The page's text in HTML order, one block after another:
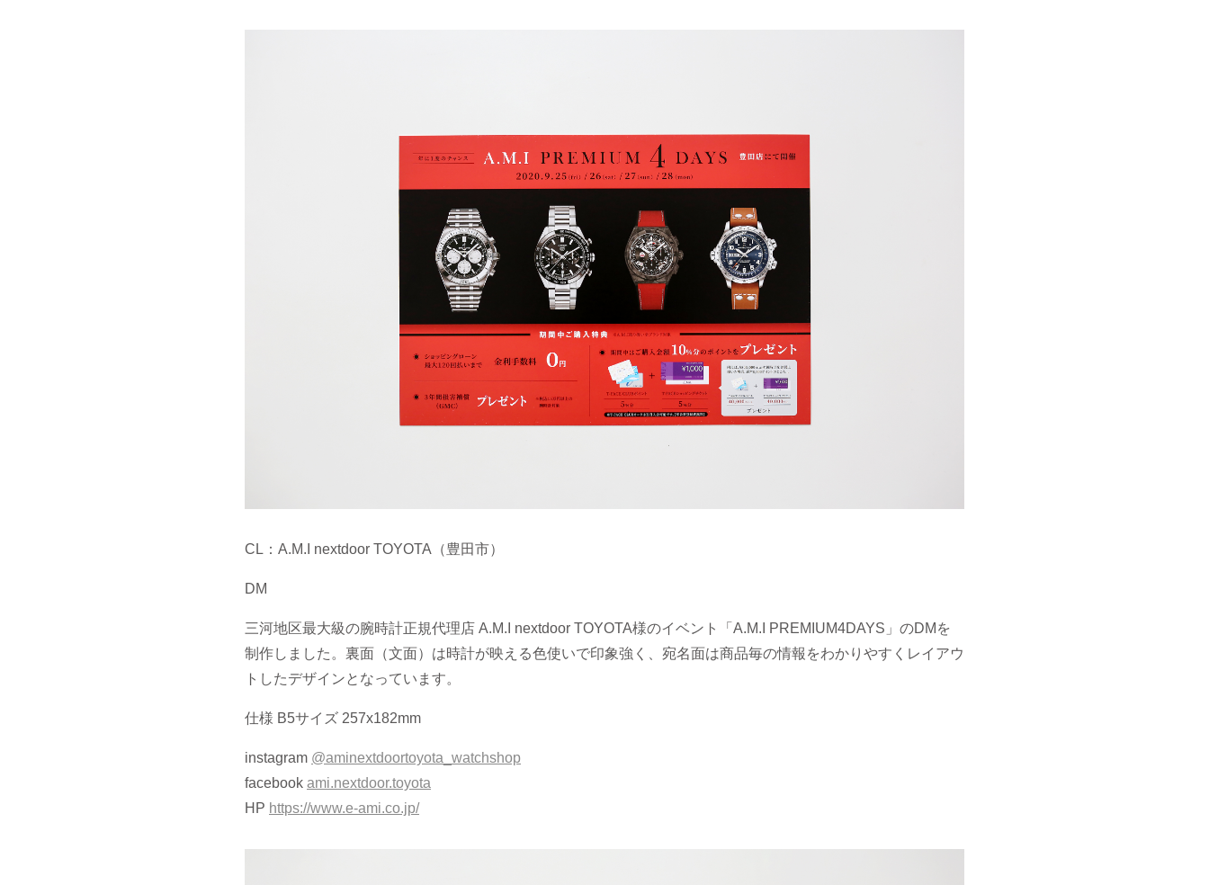
CL：A.M.I nextdoor TOYOTA（豊田市）
DM
三河地区最大級の腕時計正規代理店 A.M.I nextdoor TOYOTA様のイベント「A.M.I PREMIUM4DAYS」のDMを
制作しました。裏面（文面）は時計が映える色使いで印象強く、宛名面は商品毎の情報をわかりやすくレイアウ
トしたデザインとなっています。
仕様 B5サイズ 257x182mm
instagram @aminextdoortoyota_watchshop
facebook ami.nextdoor.toyota
HP https://www.e-ami.co.jp/